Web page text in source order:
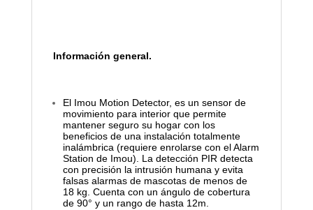
Información general.
El Imou Motion Detector, es un sensor de
movimiento para interior que permite
mantener seguro su hogar con los
beneficios de una instalación totalmente
inalámbrica (requiere enrolarse con el Alarm
Station de Imou). La detección PIR detecta
con precisión la intrusión humana y evita
falsas alarmas de mascotas de menos de
18 kg. Cuenta con un ángulo de cobertura
de 90° y un rango de hasta 12m.